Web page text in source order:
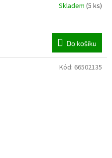
Skladem (5 ks)
Do košíku
Kód: 66502135